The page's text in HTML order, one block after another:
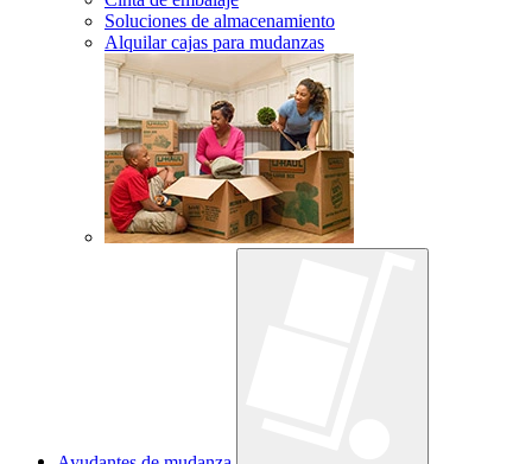
Soluciones de almacenamiento
Alquilar cajas para mudanzas